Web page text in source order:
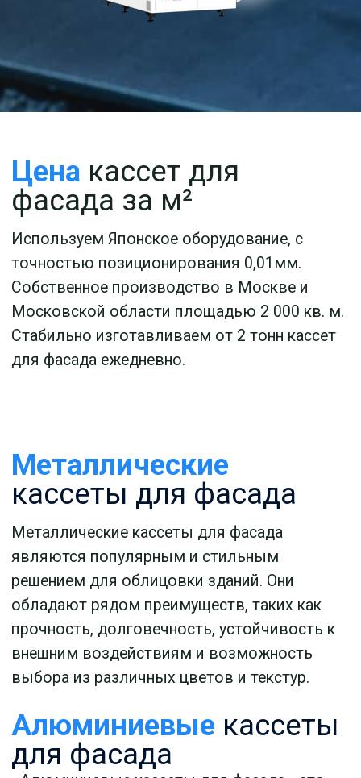
Стабильно изготавливаем от 2 тонн кассет
Металлические
являются популярным и стильным
решением для облицовки зданий. Они
обладают рядом преимуществ, таких как
прочность, долговечность, устойчивость к
внешним воздействиям и возможность
Алюминиевыекассеты
для фасада
Алюминиевые кассеты для фасада - это
популярное и современное решение для
отделки зданий. Алюминий является
Перфорированные
кассеты для фасада
Перфорированные кассеты для фасада - это
интересное и эстетичное решение для
облицовки зданий, которое сочетает в себе
функциональность и оригинальный дизайн.
отверстиями или перфорацией, которые
могут быть выполнены в различных
геометрических формах и размерах.